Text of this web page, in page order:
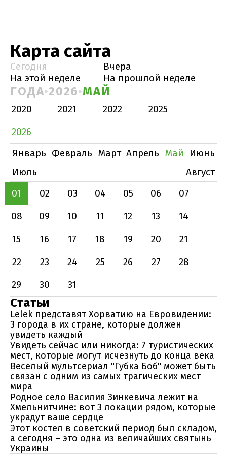
Карта сайта
Сегодня
Вчера
На этой неделе
На прошлой неделе
ГОДА 2026 МАЙ
2020 2021 2022
2025
2026
Январь Февраль Март Апрель Май
Июнь
Июль
Август
01
02 03 04 05 06
07
08
09 10 11 12 13
14
15
16 17 18 19 20
21
22
23 24 25 26 27
28
29
30 31
Статьи
Lelek представят Хорватию на Евровидении:
3 города в их стране, которые должен
увидеть каждый
Увидеть сейчас или никогда: 7 туристических
мест, которые могут исчезнуть до конца века
Веселый мультсериал "Губка Боб" может быть
связан с одним из самых трагических мест
мира
Родное село Василия Зинкевича лежит на
Хмельнитчине: вот 3 локации рядом, которые
украдут ваше сердце
Этот костел в советский период был складом,
а сегодня – это одна из величайших святынь
Украины